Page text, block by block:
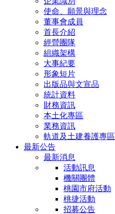
使命、願景與理念
董事會成員
首長介紹
經營團隊
組織架構
大事紀要
形象短片
出版品與文宣品
統計資料
財務資訊
本土化專區
業務資訊
軌道及土建養護專區
最新公告
最新消息
活動訊息
機關團體
桃園市府活動
桃捷活動
招募公告